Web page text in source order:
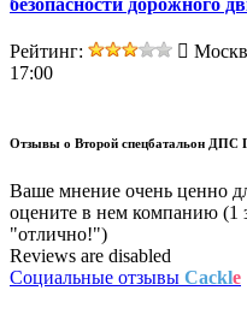
Рейтинг:
17:00
Отзывы о Второй спецбатальон ДПС
Ваше мнение очень ценно
оцените в нем компанию (1
"отлично!")
Reviews are disabled
Социальные отзывы Cackle